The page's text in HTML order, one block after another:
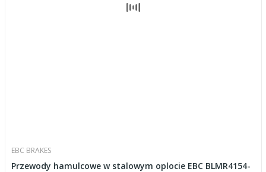
EBC BRAKES
Przewody hamulcowe w stalowym oplocie EBC BLMR4154-